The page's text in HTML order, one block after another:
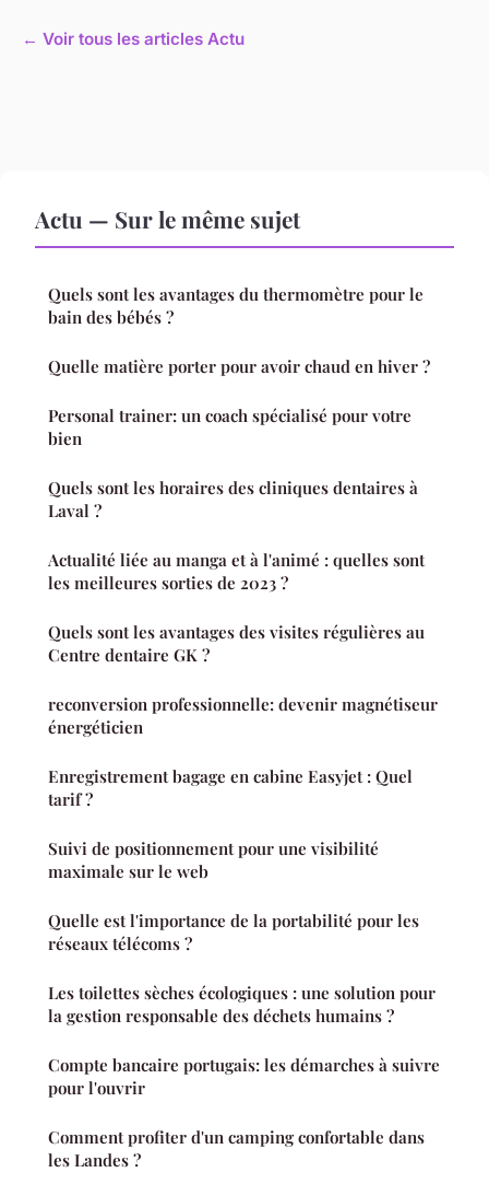
← Voir tous les articles Actu
Actu — Sur le même sujet
Quels sont les avantages du thermomètre pour le
bain des bébés ?
Quelle matière porter pour avoir chaud en hiver ?
Personal trainer: un coach spécialisé pour votre
bien
Quels sont les horaires des cliniques dentaires à
Laval ?
Actualité liée au manga et à l'animé : quelles sont
les meilleures sorties de 2023 ?
Quels sont les avantages des visites régulières au
Centre dentaire GK ?
reconversion professionnelle: devenir magnétiseur
énergéticien
Enregistrement bagage en cabine Easyjet : Quel
tarif ?
Suivi de positionnement pour une visibilité
maximale sur le web
Quelle est l'importance de la portabilité pour les
réseaux télécoms ?
Les toilettes sèches écologiques : une solution pour
la gestion responsable des déchets humains ?
Compte bancaire portugais: les démarches à suivre
pour l'ouvrir
Comment profiter d'un camping confortable dans
les Landes ?